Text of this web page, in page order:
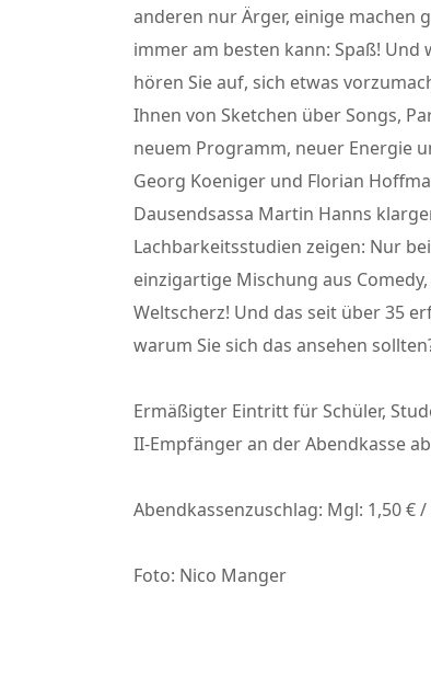
anderen nur Ärger, einige machen
immer am besten kann: Spaß! Und
hören Sie auf, sich etwas
Ihnen von Sketchen über Songs,
neuem Programm, neuer Energie
Georg Koeniger und Florian
Dausendsassa Martin Hanns
Lachbarkeitsstudien zeigen: Nur
einzigartige Mischung aus
Weltscherz! Und das seit über 35
warum Sie sich das ansehen
Ermäßigter Eintritt für Schüler,
II-Empfänger an der Abendkasse
Abendkassenzuschlag: Mgl: 1,50 €
Foto: Nico Manger